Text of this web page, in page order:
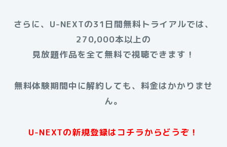
さらに、U-NEXTの31日間無料トライアルでは、
270,000本以上の
見放題作品を全て無料で視聴できます！
無料体験期間中に解約しても、料金はかかりませ
ん。
U-NEXTの新規登録はコチラからどうぞ！